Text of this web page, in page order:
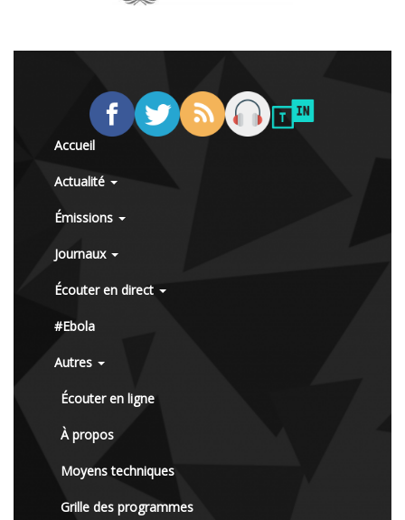
Accueil
Actualité
Émissions
Journaux
Écouter en direct
#Ebola
Autres
Écouter en ligne
À propos
Moyens techniques
Grille des programmes